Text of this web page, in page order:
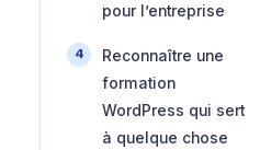
pour l’entreprise
Reconnaître une
formation
WordPress qui sert
à quelque chose